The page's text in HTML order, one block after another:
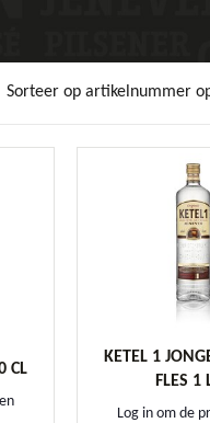
Sorteer op artikelnummer
CL
KETEL 1
FLES 1
Log in om de